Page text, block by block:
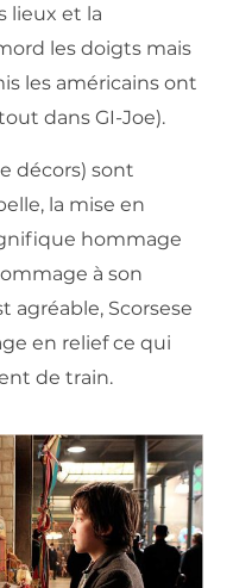
lieux et la
les doigts mais
les américains ont
dans GI-Joe).
décors) sont
la mise en
hommage
à son
agréable, Scorsese
en relief ce qui
de train.